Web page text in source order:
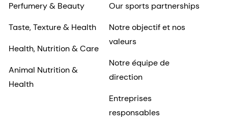
Perfumery & Beauty
Taste, Texture & Health
Health, Nutrition & Care
Animal Nutrition &
Health
Our sports partnerships
Notre objectif et nos
valeurs
Notre équipe de
direction
Entreprises
responsables